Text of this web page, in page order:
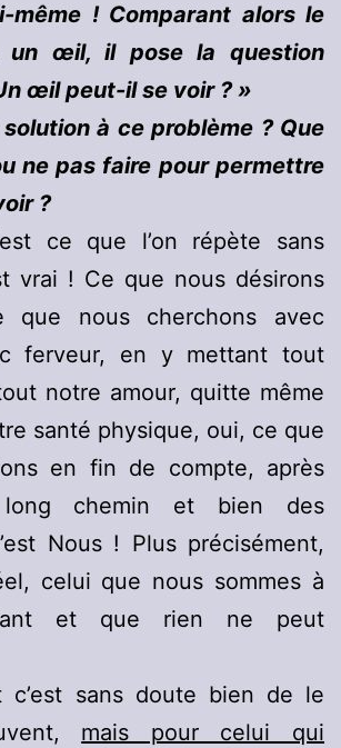
même ! Comparant alors le
un œil, il pose la question
œil peut-il se voir ? »
à ce problème ? Que
ne pas faire pour permettre
?
ce que l’on répète sans
vrai ! Ce que nous désirons
que nous cherchons avec
ferveur, en y mettant tout
notre amour, quitte même
santé physique, oui, ce que
en fin de compte, après
chemin et bien des
Nous ! Plus précisément,
celui que nous sommes à
et que rien ne peut
c’est sans doute bien de le
mais pour celui qui